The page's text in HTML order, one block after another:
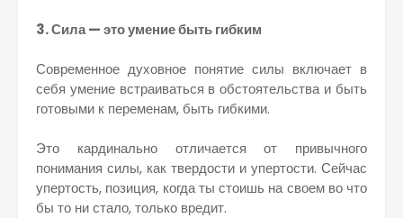
3. Сила — это умение быть гибким
Современное духовное понятие силы включает в
себя умение встраиваться в обстоятельства и быть
готовыми к переменам, быть гибкими.
Это кардинально отличается от привычного
понимания силы, как твердости и упертости. Сейчас
упертость, позиция, когда ты стоишь на своем во что
бы то ни стало, только вредит.